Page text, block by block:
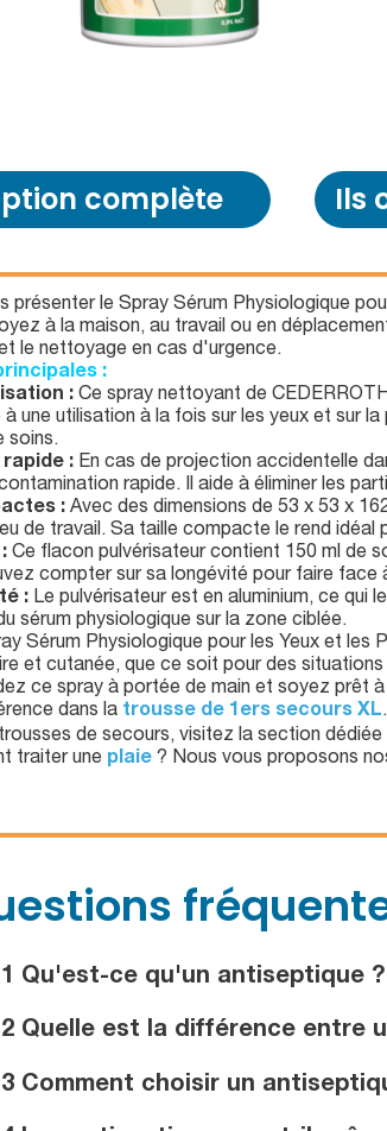
complète Ils
présenter le Spray Sérum Physiologique
à la maison, au travail ou en
le nettoyage en cas d'urgence.
:
: Ce spray nettoyant de
une utilisation à la fois sur les yeux et sur
soins.
: En cas de projection accidentelle
rapide. Il aide à éliminer les
: Avec des dimensions de 53 x 53 x
de travail. Sa taille compacte le rend idéal
Ce flacon pulvérisateur contient 150 ml de
compter sur sa longévité pour faire face
: Le pulvérisateur est en aluminium, ce
sérum physiologique sur la zone ciblée.
Sérum Physiologique pour les Yeux et
et cutanée, que ce soit pour des
ce spray à portée de main et soyez prêt
dans la trousse de 1ers secours XL.
de secours, visitez la section dédiée
traiter une plaie ? Nous vous proposons
Qu'est-ce qu'un antiseptique ?
Quelle est la différence
Comment choisir un